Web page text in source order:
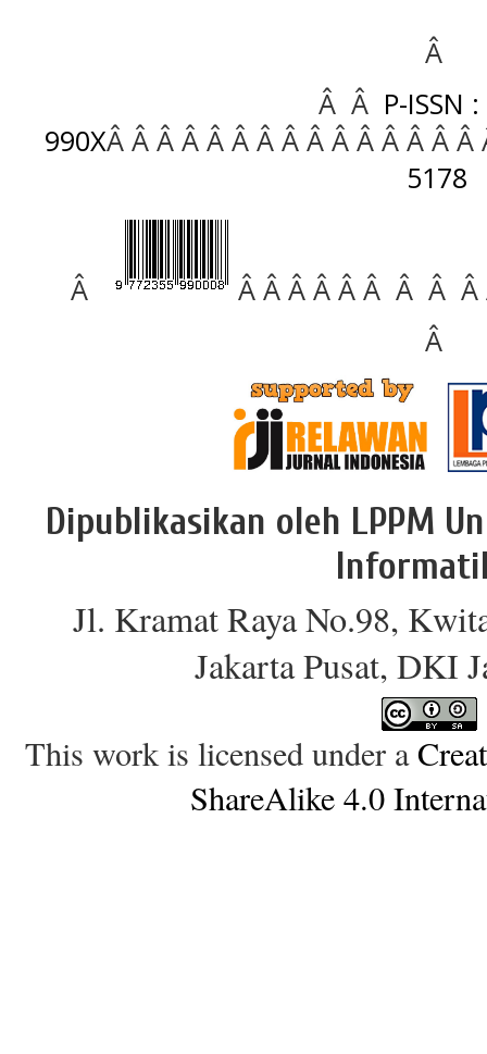
Â
Â Â P-ISSN
990XÂ Â Â Â Â Â Â Â Â Â Â Â Â Â
5178
Â
Â Â Â Â Â Â Â Â
Â
Dipublikasikan oleh LPPM
Jl. Kramat Raya No.98,
Jakarta Pusat, DKI
This work is licensed under a
ShareAlike 4.0